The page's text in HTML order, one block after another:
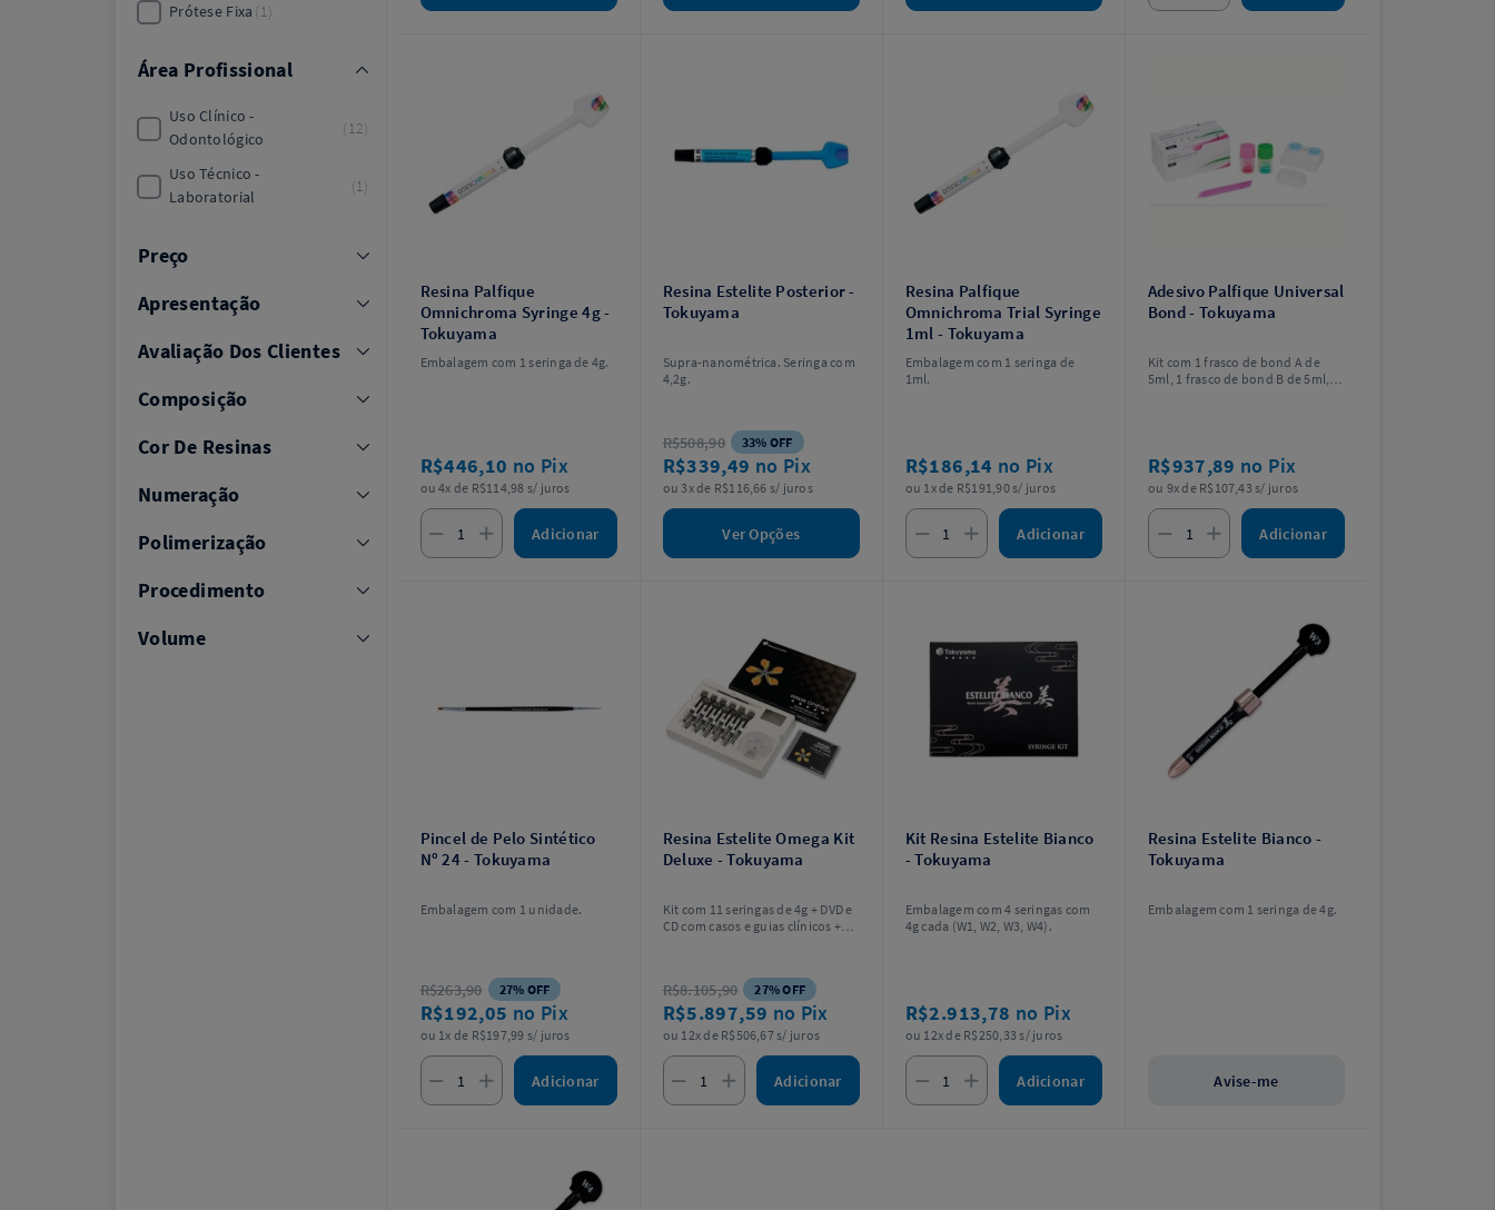
Resina Palfique
Omnichroma Syringe 4g -
Tokuyama
Embalagem com 1 seringa de 4g.
R$446,10 no Pix
ou 4x de R$114,98 s/ juros
Adicionar
Resina Estelite Posterior -
Tokuyama
Supra-nanométrica. Seringa com
4,2g.
R$508,90 33% OFF
R$339,49 no Pix
ou 3x de R$116,66 s/ juros
Ver Opções
Resina Palfique
Omnichroma Trial Syringe
1ml - Tokuyama
Embalagem com 1 seringa de
1ml.
R$186,14 no Pix
ou 1x de R$191,90 s/ juros
Adicionar
Adesivo Palfique Universal
Bond - Tokuyama
Kit com 1 frasco de bond A de
5ml, 1 frasco de bond B de 5ml,
R$937,89 no Pix
ou 9x de R$107,43 s/ juros
Adicionar
Pincel de Pelo Sintético
Nº 24 - Tokuyama
Embalagem com 1 unidade.
R$263,90 27% OFF
R$192,05 no Pix
ou 1x de R$197,99 s/ juros
Adicionar
Resina Estelite Omega Kit
Deluxe - Tokuyama
Kit com 11 seringas de 4g + DVD e
CD com casos e guias clínicos +
R$8.105,90 27% OFF
R$5.897,59 no Pix
ou 12x de R$506,67 s/ juros
Adicionar
Kit Resina Estelite Bianco
- Tokuyama
Embalagem com 4 seringas com
4g cada (W1, W2, W3, W4).
R$2.913,78 no Pix
ou 12x de R$250,33 s/ juros
Adicionar
Resina Estelite Bianco -
Tokuyama
Embalagem com 1 seringa de 4g.
Avise-me
Prótese Fixa 1
Área Profissional
Uso Clínico -
Odontológico
12
Uso Técnico -
Laboratorial
1
Preço
Apresentação
Avaliação Dos Clientes
Composição
Cor De Resinas
Numeração
Polimerização
Procedimento
Volume